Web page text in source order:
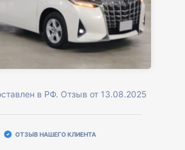
в РФ. Отзыв от 13.08.2025
ОТЗЫВ НАШЕГО КЛИЕНТА